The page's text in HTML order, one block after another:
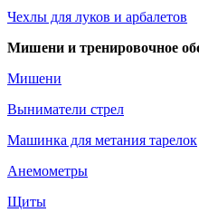
Чехлы для луков и арбалетов
Мишени и тренировочное
Мишени
Выниматели стрел
Машинка для метания тарелок
Анемометры
Щиты